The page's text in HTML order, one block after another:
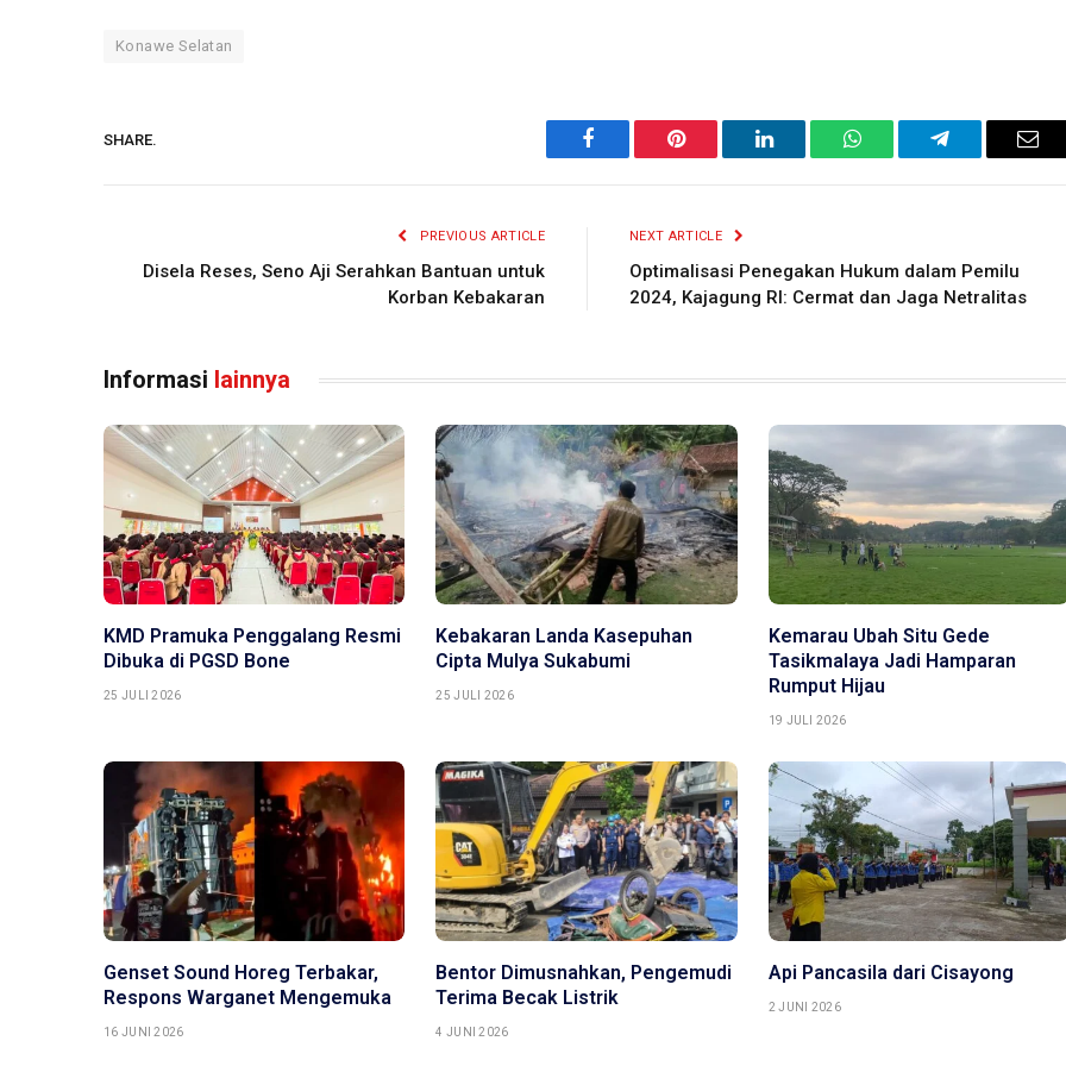
Konawe Selatan
SHARE.
Facebook Pinterest LinkedIn WhatsAppTelegram
PREVIOUS ARTICLE
Disela Reses, Seno Aji Serahkan Bantuan untuk
Korban Kebakaran
NEXT ARTICLE
Optimalisasi Penegakan Hukum dalam Pemilu
2024, Kajagung RI: Cermat dan Jaga Netralitas
Informasi lainnya
KMD Pramuka Penggalang Resmi
Dibuka di PGSD Bone
25 JULI 2026
Kebakaran Landa Kasepuhan
Cipta Mulya Sukabumi
25 JULI 2026
Kemarau Ubah Situ Gede
Tasikmalaya Jadi Hamparan
Rumput Hijau
19 JULI 2026
Genset Sound Horeg Terbakar,
Respons Warganet Mengemuka
16 JUNI 2026
Bentor Dimusnahkan, Pengemudi
Terima Becak Listrik
4 JUNI 2026
Api Pancasila dari Cisayong
2 JUNI 2026